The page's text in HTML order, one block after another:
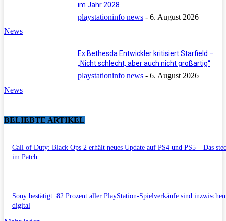
News
im Jahr 2028
playstationinfo news - 6. August 2026
News
Ex Bethesda Entwickler kritisiert Starfield –
„Nicht schlecht, aber auch nicht großartig“
playstationinfo news - 6. August 2026
BELIEBTE ARTIKEL
Call of Duty: Black Ops 2 erhält neues Update auf PS4 und PS5 – Das
im Patch
Sony bestätigt: 82 Prozent aller PlayStation-Spielverkäufe sind inzwischen
digital